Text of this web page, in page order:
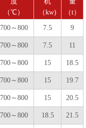
（℃）
（kw)
（t）
700～800 7.5 9
700～800 7.5 11
700～800 15 18.5
700～800 15 19.7
700～800 15 20.5
700～800 18.5 21.5